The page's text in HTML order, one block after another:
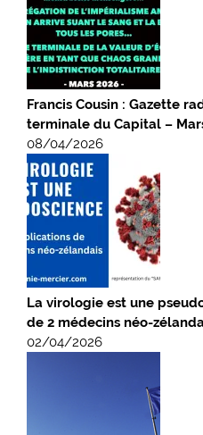
Francis Cousin : Gazette
terminale du Capital –
08/04/2026
La virologie est une
de 2 médecins néo-
02/04/2026